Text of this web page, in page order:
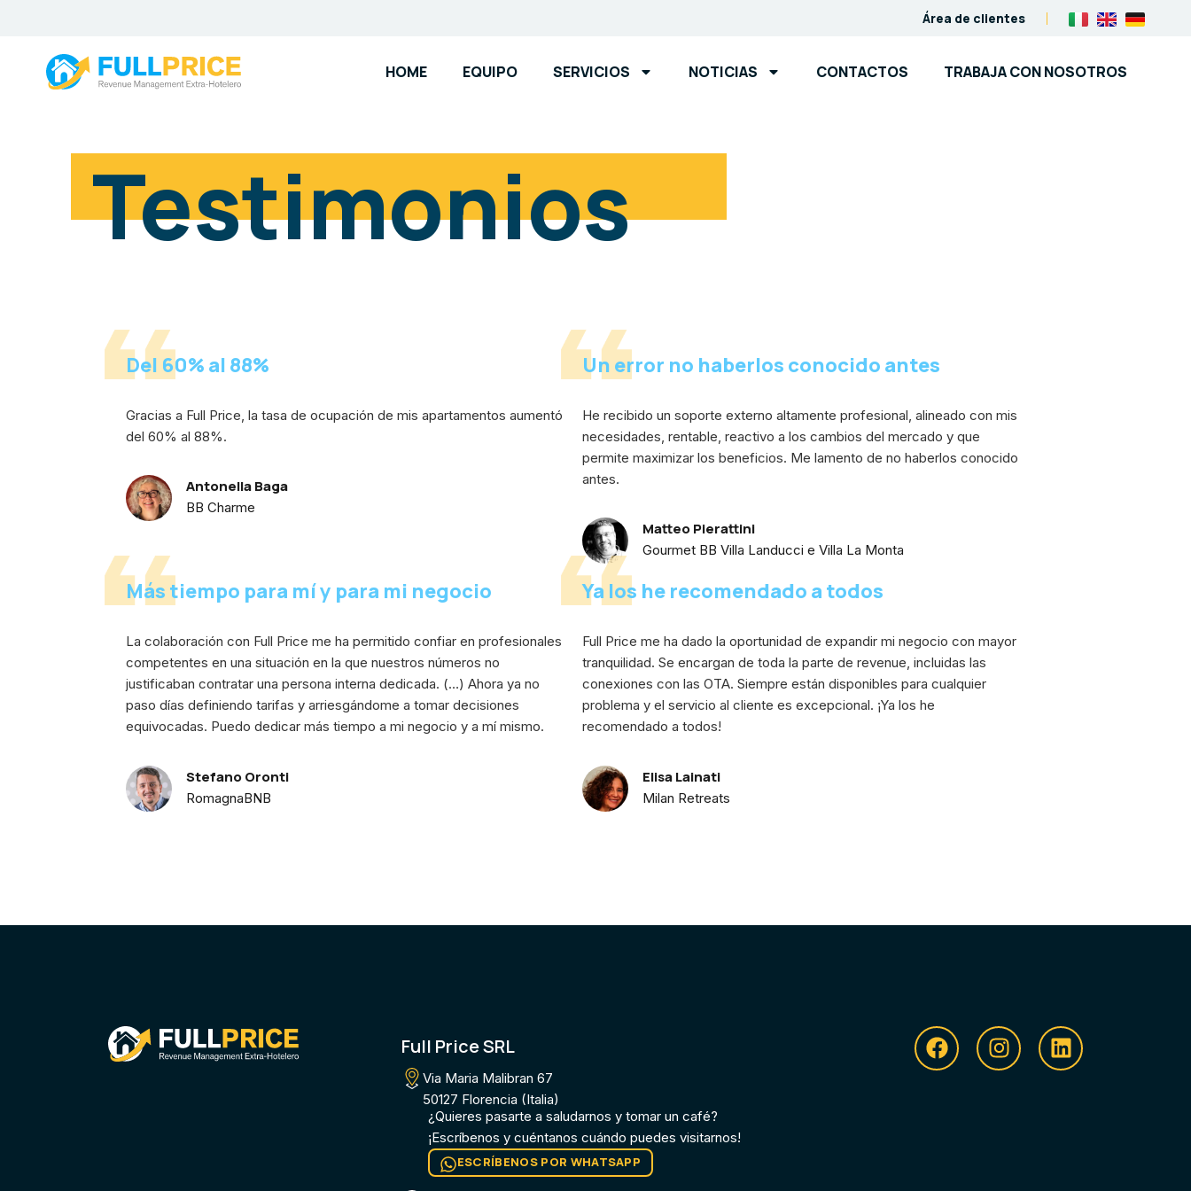
Área de clientes
HOME EQUIPO SERVICIOS NOTICIAS CONTACTOS TRABAJA CON NOSOTROS
Testimonios
Del 60% al 88%
Gracias a Full Price, la tasa de ocupación de mis apartamentos aumentó
del 60% al 88%.
Antonella Baga
BB Charme
Un error no haberlos conocido antes
He recibido un soporte externo altamente profesional, alineado con mis
necesidades, rentable, reactivo a los cambios del mercado y que
permite maximizar los beneficios. Me lamento de no haberlos conocido
antes.
Matteo Pierattini
Gourmet BB Villa Landucci e Villa La Monta
Más tiempo para mí y para mi negocio
La colaboración con Full Price me ha permitido confiar en profesionales
competentes en una situación en la que nuestros números no
justificaban contratar una persona interna dedicada. (…) Ahora ya no
paso días definiendo tarifas y arriesgándome a tomar decisiones
equivocadas. Puedo dedicar más tiempo a mi negocio y a mí mismo.
Stefano Oronti
RomagnaBNB
Ya los he recomendado a todos
Full Price me ha dado la oportunidad de expandir mi negocio con mayor
tranquilidad. Se encargan de toda la parte de revenue, incluidas las
conexiones con las OTA. Siempre están disponibles para cualquier
problema y el servicio al cliente es excepcional. ¡Ya los he
recomendado a todos!
Elisa Lainati
Milan Retreats
Full Price SRL
Via Maria Malibran 67
50127 Florencia (Italia)
¿Quieres pasarte a saludarnos y tomar un café?
¡Escríbenos y cuéntanos cuándo puedes visitarnos!
ESCRÍBENOS POR WHATSAPP